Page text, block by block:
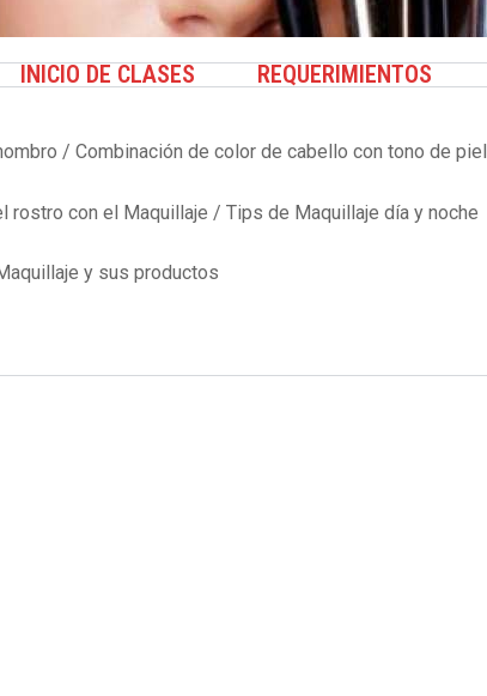
INICIO DE CLASES REQUERIMIENTOS
/ Combinación de color de cabello con tono de piel
con el Maquillaje / Tips de Maquillaje día y noche
y sus productos